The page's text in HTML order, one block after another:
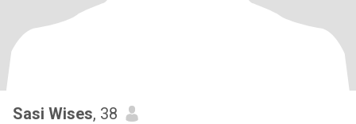
Sasi Wises, 38